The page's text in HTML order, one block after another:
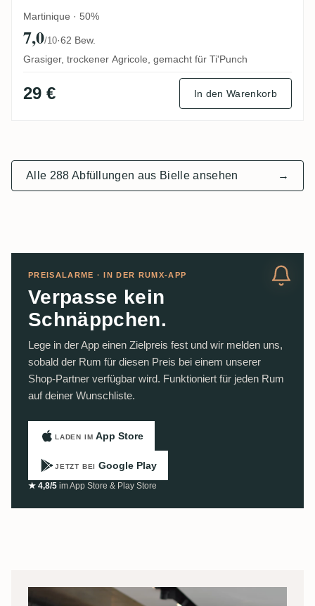
Martinique · 50%
7,0/10·62 Bew.
Grasiger, trockener Agricole, gemacht für Ti'Punch
29 € In den Warenkorb
Alle 288 Abfüllungen aus Bielle ansehen →
PREISALARME · IN DER RUMX-APP
Verpasse kein
Schnäppchen.
Lege in der App einen Zielpreis fest und wir melden uns,
sobald der Rum für diesen Preis bei einem unserer
Shop-Partner verfügbar wird. Funktioniert für jeden Rum
auf deiner Wunschliste.
LADEN IM App Store
JETZT BEI Google Play
★ 4,8/5 im App Store & Play Store